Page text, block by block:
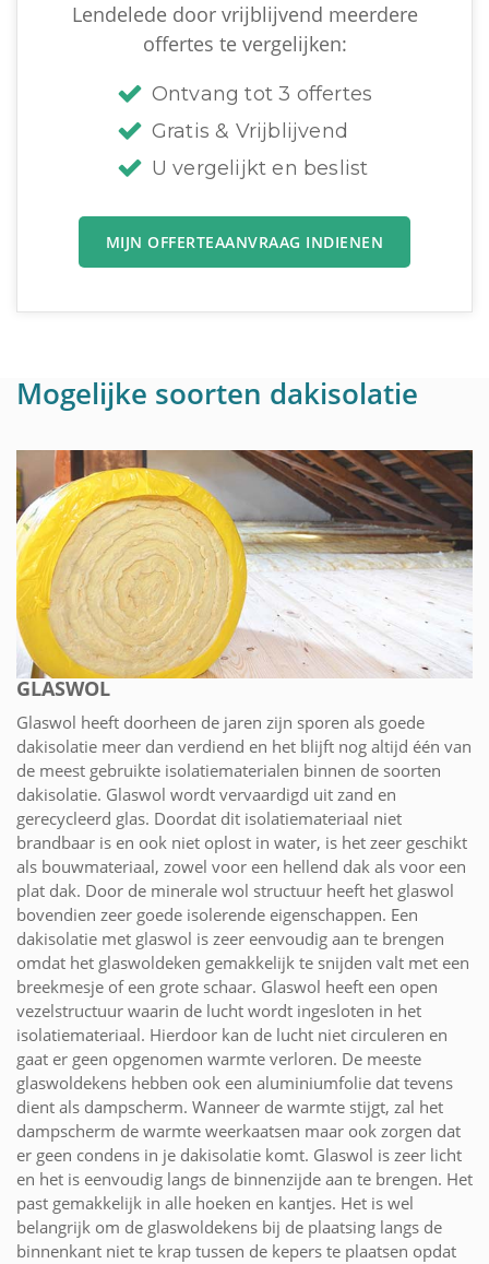
Lendelede door vrijblijvend meerdere
offertes te vergelijken:
Ontvang tot 3 offertes
Gratis & Vrijblijvend
U vergelijkt en beslist
MIJN OFFERTEAANVRAAG INDIENEN
Mogelijke soorten dakisolatie
GLASWOL
Glaswol heeft doorheen de jaren zijn sporen als goede
dakisolatie meer dan verdiend en het blijft nog altijd één van
de meest gebruikte isolatiematerialen binnen de soorten
dakisolatie. Glaswol wordt vervaardigd uit zand en
gerecycleerd glas. Doordat dit isolatiemateriaal niet
brandbaar is en ook niet oplost in water, is het zeer geschikt
als bouwmateriaal, zowel voor een hellend dak als voor een
plat dak. Door de minerale wol structuur heeft het glaswol
bovendien zeer goede isolerende eigenschappen. Een
dakisolatie met glaswol is zeer eenvoudig aan te brengen
omdat het glaswoldeken gemakkelijk te snijden valt met een
breekmesje of een grote schaar. Glaswol heeft een open
vezelstructuur waarin de lucht wordt ingesloten in het
isolatiemateriaal. Hierdoor kan de lucht niet circuleren en
gaat er geen opgenomen warmte verloren. De meeste
glaswoldekens hebben ook een aluminiumfolie dat tevens
dient als dampscherm. Wanneer de warmte stijgt, zal het
dampscherm de warmte weerkaatsen maar ook zorgen dat
er geen condens in je dakisolatie komt. Glaswol is zeer licht
en het is eenvoudig langs de binnenzijde aan te brengen. Het
past gemakkelijk in alle hoeken en kantjes. Het is wel
belangrijk om de glaswoldekens bij de plaatsing langs de
binnenkant niet te krap tussen de kepers te plaatsen opdat